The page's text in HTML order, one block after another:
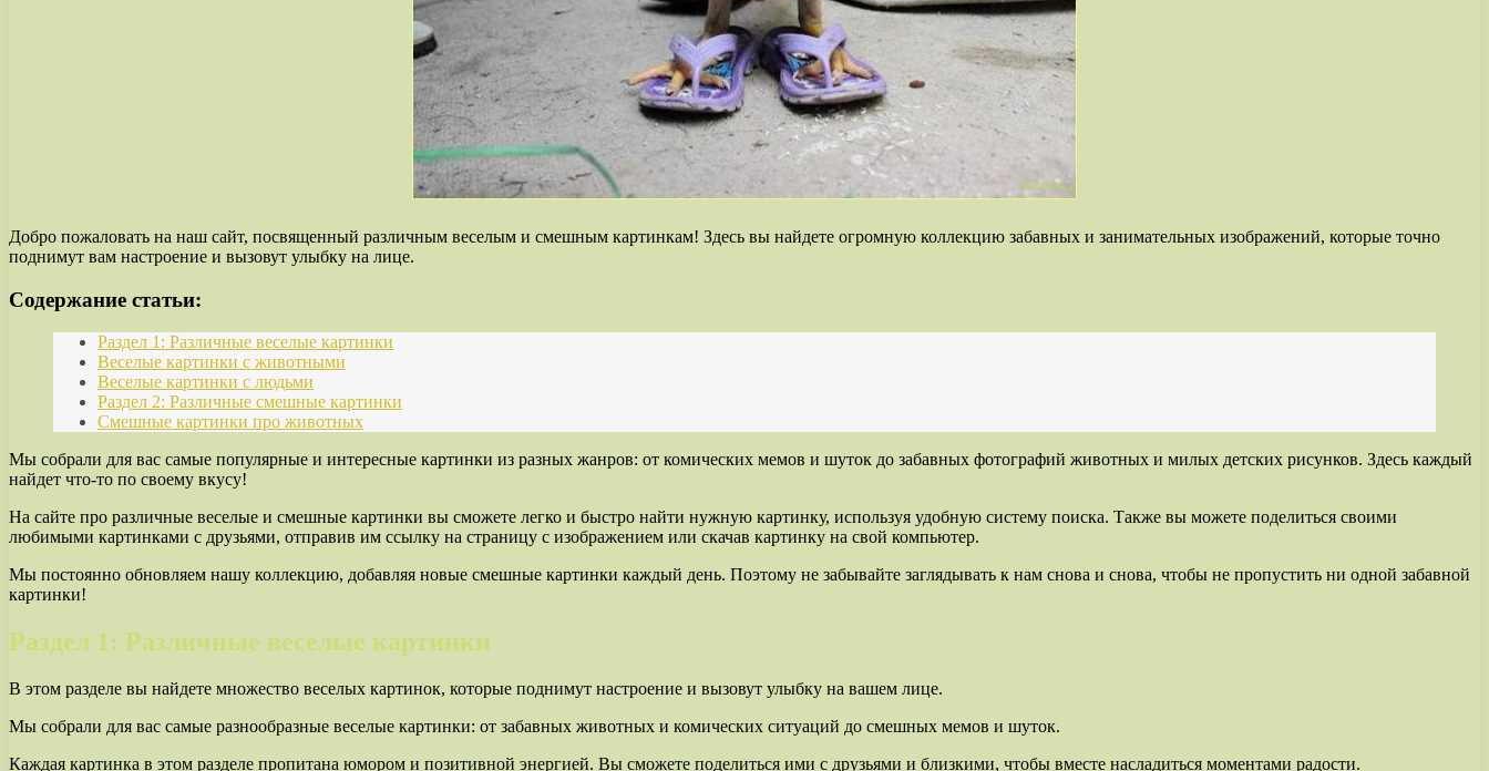
Добро пожаловать на наш сайт, посвященный различным веселым и смешным картинкам! Здесь вы найдете огромную коллекцию забавных и занимательных изображений, которые точно
поднимут вам настроение и вызовут улыбку на лице.
Содержание статьи:
Раздел 1: Различные веселые картинки
Веселые картинки с животными
Веселые картинки с людьми
Раздел 2: Различные смешные картинки
Смешные картинки про животных
Мы собрали для вас самые популярные и интересные картинки из разных жанров: от комических мемов и шуток до забавных фотографий животных и милых детских рисунков. Здесь каждый
найдет что-то по своему вкусу!
На сайте про различные веселые и смешные картинки вы сможете легко и быстро найти нужную картинку, используя удобную систему поиска. Также вы можете поделиться своими
любимыми картинками с друзьями, отправив им ссылку на страницу с изображением или скачав картинку на свой компьютер.
Мы постоянно обновляем нашу коллекцию, добавляя новые смешные картинки каждый день. Поэтому не забывайте заглядывать к нам снова и снова, чтобы не пропустить ни одной забавной
картинки!
Раздел 1: Различные веселые картинки
В этом разделе вы найдете множество веселых картинок, которые поднимут настроение и вызовут улыбку на вашем лице.
Мы собрали для вас самые разнообразные веселые картинки: от забавных животных и комических ситуаций до смешных мемов и шуток.
Каждая картинка в этом разделе пропитана юмором и позитивной энергией. Вы сможете поделиться ими с друзьями и близкими, чтобы вместе насладиться моментами радости.